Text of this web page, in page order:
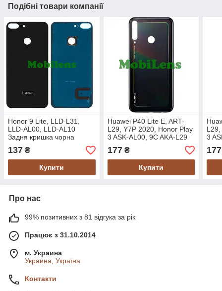
Подібні товари компанії
Honor 9 Lite, LLD-L31,
LLD-AL00, LLD-AL10
Задня кришка чорна
137 ₴
Купити
Huawei P40 Lite E, ART-
L29, Y7P 2020, Honor Play
3 ASK-AL00, 9C AKA-L29
177₴
Купити
3
синя
177
Про нас
99% позитивних з 81 відгука за рік
Працює з 31.10.2014
м. Украина
Украина, Україна
Контакти